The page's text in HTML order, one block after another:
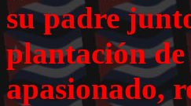
su padre
plantación
apasionado,